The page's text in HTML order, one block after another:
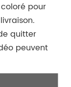
pour
quitter
peuvent